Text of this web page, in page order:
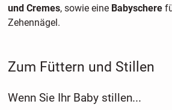
und Cremes, sowie eine Babyschere
Zehennägel.
Zum Füttern und Stillen
Wenn Sie Ihr Baby stillen...